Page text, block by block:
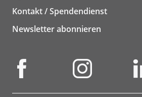
Kontakt / Spendendienst
Newsletter abonnieren